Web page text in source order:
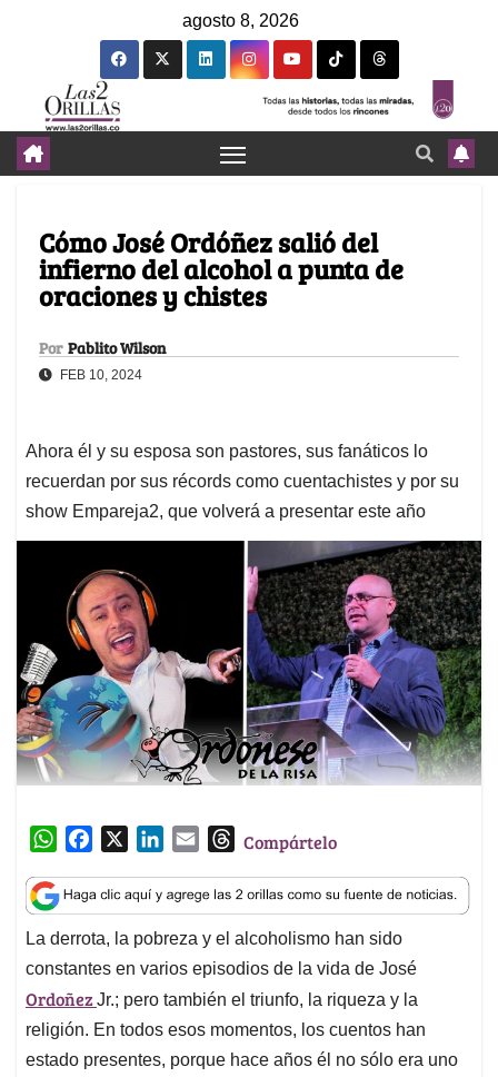
agosto 8, 2026
Cómo José Ordóñez salió del
infierno del alcohol a punta de
oraciones y chistes
Por Pablito Wilson
FEB 10, 2024
Ahora él y su esposa son pastores, sus fanáticos lo
recuerdan por sus récords como cuentachistes y por su
show Empareja2, que volverá a presentar este año
W
a
t
s
A
p
p
c
e
b
o
o
k
n
k
e
d
I
n
a
i
l
T
r
e
a
d
s
Compártelo
La derrota, la pobreza y el alcoholismo han sido
constantes en varios episodios de la vida de José
OrdoñezJr.; pero también el triunfo, la riqueza y la
religión. En todos esos momentos, los cuentos han
estado presentes, porque hace años él no sólo era uno